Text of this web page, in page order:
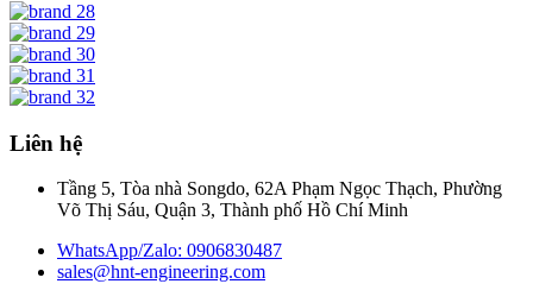
Liên hệ
Tầng 5, Tòa nhà Songdo, 62A Phạm Ngọc Thạch, Phường
Võ Thị Sáu, Quận 3, Thành phố Hồ Chí Minh
WhatsApp/Zalo: 0906830487
sales@hnt-engineering.com